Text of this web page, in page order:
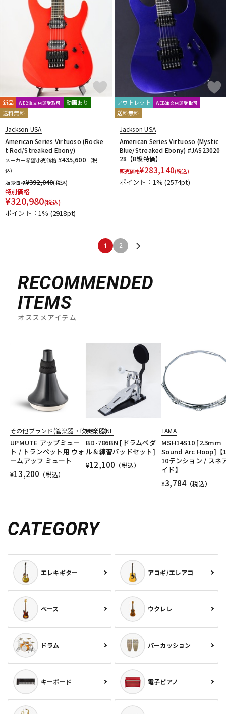
新品 WEB注文店頭受取可
動画あり
送料無料
Jackson USA
American Series Virtuoso (Rocke
t Red/Streaked Ebony)
メーカー希望小売価格 ¥435,600
（税
込）
販売価格¥392,040(税込)
特別価格
¥320,980(税込)
ポイント：1% (2918pt)
アウトレット WEB注文店頭受取可
送料無料
Jackson USA
American Series Virtuoso (Mystic
Blue/Streaked Ebony) #JAS23020
28【B級特価】
販売価格¥283,140(税込)
ポイント：1%(2574pt)
1 2
RECOMMENDED
ITEMS
オススメアイテム
その他ブランド(管楽器・吹奏楽器)
UPMUTE アップミュー
ト / トランペット用 ウォ
ームアップ ミュート
¥13,200 （税込）
MAXTONE
BD-786BN [ドラムペダ
ル＆練習パッドセット]
¥12,100 （税込）
TAMA
MSH14S10 [2.3mm
Sound Arc Hoop]【
10テンション / スネ
イド】
¥3,784（税込）
CATEGORY
エレキギター アコギ/エレアコ
ベース ウクレレ
ドラム パーカッション
キーボード 電子ピアノ